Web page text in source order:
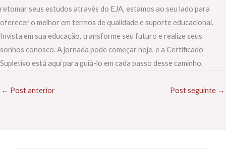
retomar seus estudos através do EJA, estamos ao seu lado para
oferecer o melhor em termos de qualidade e suporte educacional.
Invista em sua educação, transforme seu futuro e realize seus
sonhos conosco. A jornada pode começar hoje, e a Certificado
Supletivo está aqui para guiá-lo em cada passo desse caminho.
← Post anterior Post seguinte →